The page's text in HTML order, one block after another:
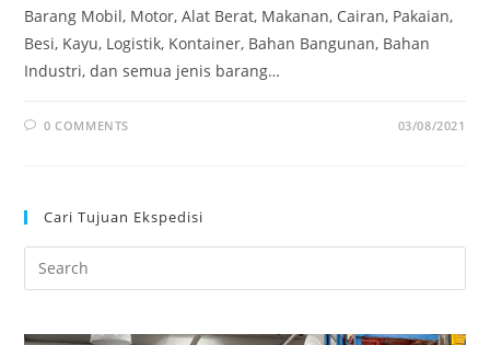
Barang Mobil, Motor, Alat Berat, Makanan, Cairan, Pakaian,
Besi, Kayu, Logistik, Kontainer, Bahan Bangunan, Bahan
Industri, dan semua jenis barang…
0 COMMENTS 03/08/2021
Cari Tujuan Ekspedisi